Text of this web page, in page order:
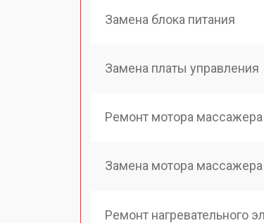
Замена блока питания
Замена платы управления
Ремонт мотора
Замена мотора
Ремонт нагревательного